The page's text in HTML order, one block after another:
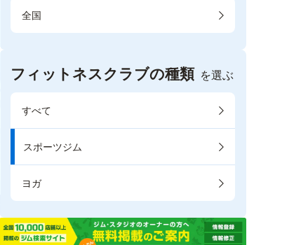
全国
フィットネスクラブの種類 を選ぶ
すべて
スポーツジム
ヨガ